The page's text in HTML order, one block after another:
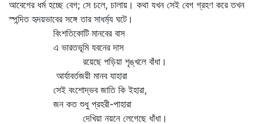
আবেগের ধর্ম হচ্ছে বেগ; সে চলে, চালায়। কথা যখন সেই বেগ গ্রহণ করে তখন
স্পন্দিত হৃদয়ভাবের সঙ্গে তার সাধর্ম্য ঘটে।
বিংশতিকোটি মানবের বাস
এ ভারতভূমি যবনের দাস
রয়েছে পড়িয়া শৃঙ্খলে বাঁধা।
আর্যাবর্তজয়ী মানব যাহারা
সেই বংশোদ্ভব জাতি কি ইহারা,
জন কত শুধু প্রহরী-পাহারা
দেখিয়া নয়নে লেগেছে ধাঁধা।